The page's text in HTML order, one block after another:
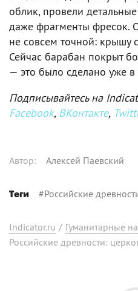
облик, провели
даже фрагменты фресок.
не совсем точной: крышу
Сейчас барабан покрыт
— это было сделано уже в
Подписывайтесь на
Facebook, ВКонтакте,
Автор: Алексей Паевский
Теги #Российские
Indicator.ru / Гуманитарные
Российские древности: